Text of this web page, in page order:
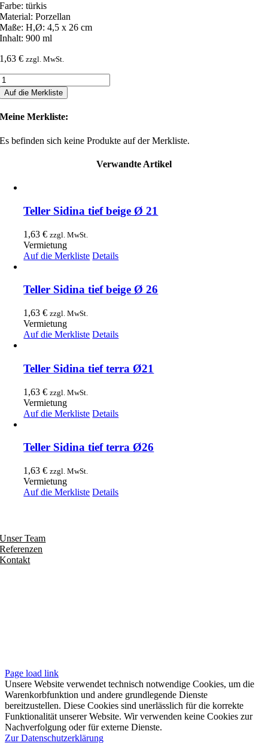
Farbe: türkis
Material: Porzellan
Maße: H,Ø: 4,5 x 26 cm
Inhalt: 900 ml
1,63€ zzgl. MwSt.
Auf die Merkliste
Meine Merkliste:
Es befinden sich keine Produkte auf der Merkliste.
Verwandte Artikel
Teller Sidina tief beige Ø 21
1,63€ zzgl. MwSt.
Vermietung
Auf die Merkliste Details
Teller Sidina tief beige Ø 26
1,63€ zzgl. MwSt.
Vermietung
Auf die Merkliste Details
Teller Sidina tief terra Ø21
1,63€ zzgl. MwSt.
Vermietung
Auf die Merkliste Details
Teller Sidina tief terra Ø26
1,63€ zzgl. MwSt.
Vermietung
Auf die Merkliste Details
Unser Team
Referenzen
Kontakt
Page load link
Unsere Website verwendet technisch notwendige Cookies, um die
Warenkorbfunktion und andere grundlegende Dienste
bereitzustellen. Diese Cookies sind unerlässlich für die korrekte
Funktionalität unserer Website. Wir verwenden keine Cookies zur
Nachverfolgung oder für externe Dienste.
Zur Datenschutzerklärung